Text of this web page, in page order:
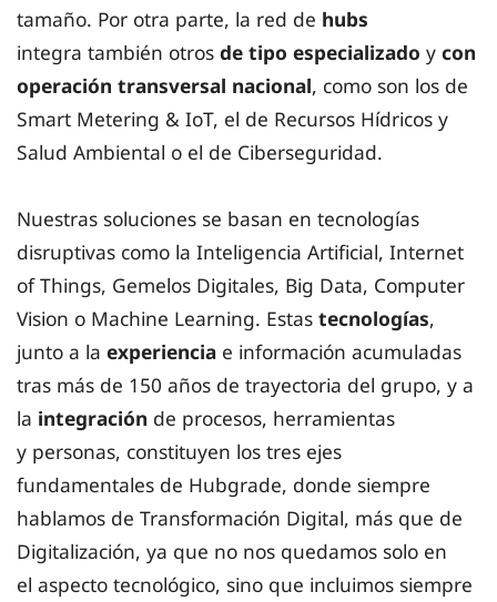
tamaño. Por otra parte, la red de hubs
integra también otros de tipo especializado y con
operación transversal nacional, como son los de
Smart Metering & IoT, el de Recursos Hídricos y
Salud Ambiental o el de Ciberseguridad.
Nuestras soluciones se basan en tecnologías
disruptivas como la Inteligencia Artificial, Internet
of Things, Gemelos Digitales, Big Data, Computer
Vision o Machine Learning. Estas tecnologías,
junto a la experiencia e información acumuladas
tras más de 150 años de trayectoria del grupo, y a
la integración de procesos, herramientas
y personas, constituyen los tres ejes
fundamentales de Hubgrade, donde siempre
hablamos de Transformación Digital, más que de
Digitalización, ya que no nos quedamos solo en
el aspecto tecnológico, sino que incluimos siempre